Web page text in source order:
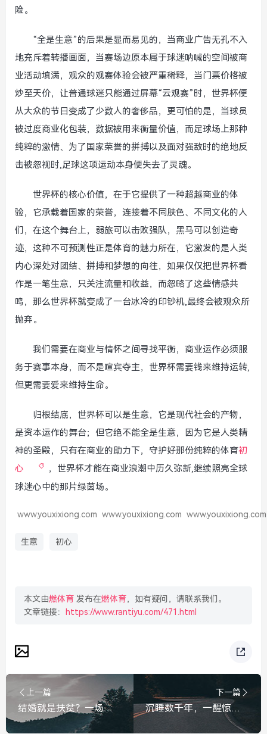
险。
“全是生意”的后果是显而易见的，当商业广告无孔不入
地充斥着转播画面，当赛场边原本属于球迷呐喊的空间被商
业活动填满，观众的观赛体验会被严重稀释，当门票价格被
炒至天价，让普通球迷只能通过屏幕“云观赛”时，世界杯便
从大众的节日变成了少数人的奢侈品，更可怕的是，当球员
被过度商业化包装，数据被用来衡量价值，而足球场上那种
纯粹的激情、为了国家荣誉的拼搏以及面对强敌时的绝地反
击被忽视时,足球这项运动本身便失去了灵魂。
世界杯的核心价值，在于它提供了一种超越商业的体
验，它承载着国家的荣誉，连接着不同肤色、不同文化的人
们，在这个舞台上，弱旅可以击败强队，黑马可以创造奇
迹，这种不可预测性正是体育的魅力所在，它激发的是人类
内心深处对团结、拼搏和梦想的向往，如果仅仅把世界杯看
作是一笔生意，只关注流量和收益，而忽略了这些情感共
鸣，那么世界杯就变成了一台冰冷的印钞机,最终会被观众所
抛弃。
我们需要在商业与情怀之间寻找平衡，商业运作必须服
务于赛事本身，而不是喧宾夺主，世界杯需要钱来维持运转,
但更需要爱来维持生命。
归根结底，世界杯可以是生意，它是现代社会的产物，
是资本运作的舞台；但它绝不能全是生意，因为它是人类精
神的圣殿，只有在商业的助力下，守护好那份纯粹的体育初
心
，世界杯才能在商业浪潮中历久弥新,继续照亮全球
球迷心中的那片绿茵场。
www.youxixiong.com www.youxixiong.com www.youxixiong.com
生意 初心
本文由燃体育 发布在燃体育，如有疑问，请联系我们。
文章链接：
https://www.rantiyu.com/471.html
上一篇
结婚就是扶贫？一场婚礼真的要掏空三代人吗？
下一篇
沉睡数千年，一醒惊天下，三星堆神秘器物的千古之谜，三星堆神秘器物的千古之谜